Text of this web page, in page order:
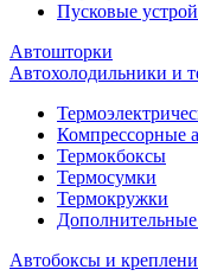
Пусковые
Автошторки
Автохолодильники и
Компрессорные
Термокбоксы
Термосумки
Термокружки
Дополнительные
Автобоксы и